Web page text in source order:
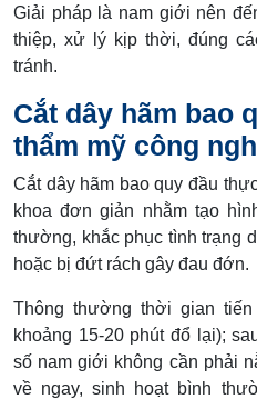
Giải pháp là nam giới nên
thiệp, xử lý kịp thời, đúng
tránh.
Cắt dây hãm bao
thẩm mỹ công
Cắt dây hãm bao quy đầu
khoa đơn giản nhằm tạo
thường, khắc phục tình trạng
hoặc bị đứt rách gây đau đớn.
Thông thường thời gian
khoảng 15-20 phút đổ lại);
số nam giới không cần phải
về ngay, sinh hoạt bình